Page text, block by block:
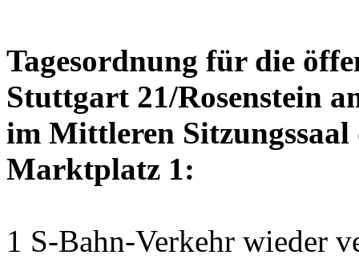
Tagesordnung für die
Stuttgart 21/Rosenstein
im Mittleren Sitzungssaal
Marktplatz 1:
1 S-Bahn-Verkehr wieder